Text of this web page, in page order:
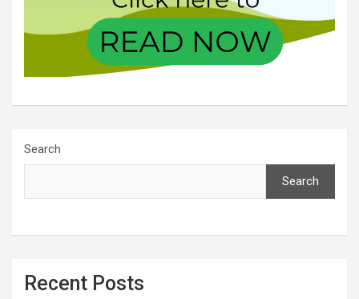
Search
Search
Recent Posts